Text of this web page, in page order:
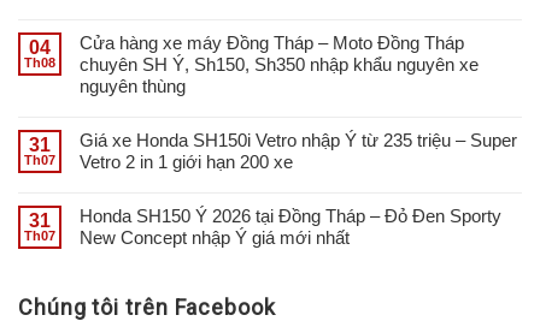
04
Th08
Cửa hàng xe máy Đồng Tháp – Moto Đồng Tháp
chuyên SH Ý, Sh150, Sh350 nhập khẩu nguyên xe
nguyên thùng
31
Th07
Giá xe Honda SH150i Vetro nhập Ý từ 235 triệu – Super
Vetro 2 in 1 giới hạn 200 xe
31
Th07
Honda SH150 Ý 2026 tại Đồng Tháp – Đỏ Đen Sporty
New Concept nhập Ý giá mới nhất
Chúng tôi trên Facebook